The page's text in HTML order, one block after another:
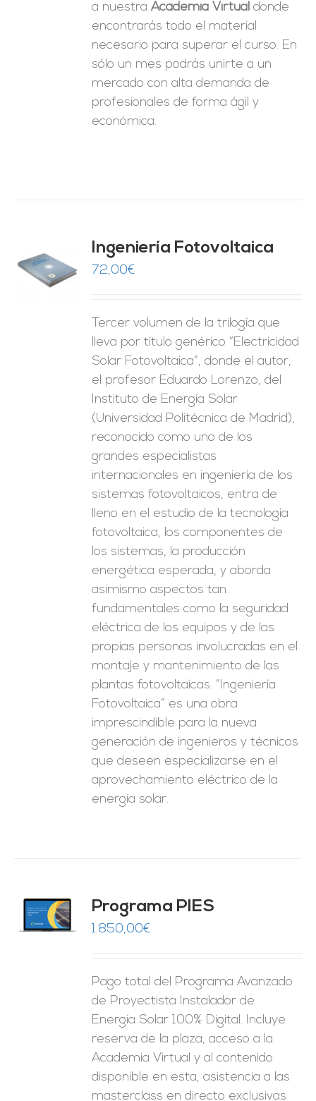
a nuestraAcademia Virtual donde
encontrarás todo el material
necesario para superar el curso. En
sólo un mes podrás unirte a un
mercado con alta demanda de
profesionales de forma ágil y
económica.
Ingeniería Fotovoltaica
72,00€
Tercer volumen de la trilogía que
lleva por título genérico “Electricidad
Solar Fotovoltaica”, donde el autor,
el profesor Eduardo Lorenzo, del
Instituto de Energía Solar
(Universidad Politécnica de Madrid),
reconocido como uno de los
grandes especialistas
internacionales en ingeniería de los
sistemas fotovoltaicos, entra de
lleno en el estudio de la tecnología
fotovoltaica, los componentes de
los sistemas, la producción
energética esperada, y aborda
asimismo aspectos tan
fundamentales como la seguridad
eléctrica de los equipos y de las
propias personas involucradas en el
montaje y mantenimiento de las
plantas fotovoltaicas. “Ingeniería
Fotovoltaica” es una obra
imprescindible para la nueva
generación de ingenieros y técnicos
que deseen especializarse en el
aprovechamiento eléctrico de la
energía solar.
Programa PIES
1.850,00€
Pago total del Programa Avanzado
de Proyectista Instalador de
Energía Solar 100% Digital. Incluye
reserva de la plaza, acceso a la
Academia Virtual y al contenido
disponible en esta, asistencia a las
masterclass en directo exclusivas